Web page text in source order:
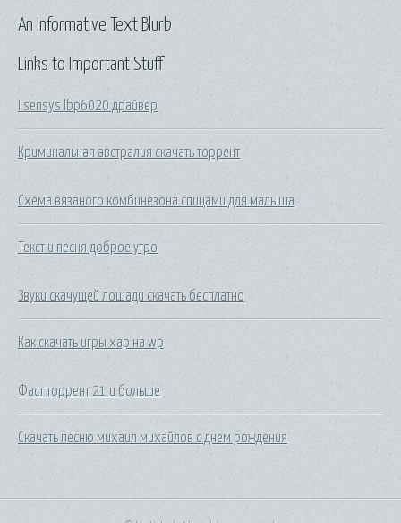
Links to Important Stuff
I sensys lbp6020 драйвер
Криминальная австралия скачать торрент
Схема вязаного комбинезона спицами для малыша
Текст и песня доброе утро
Звуки скачущей лошади скачать бесплатно
Как скачать игры xap на wp
Фаст торрент 21 и больше
Скачать песню михаил михайлов с днем рождения
An Informative Text Blurb